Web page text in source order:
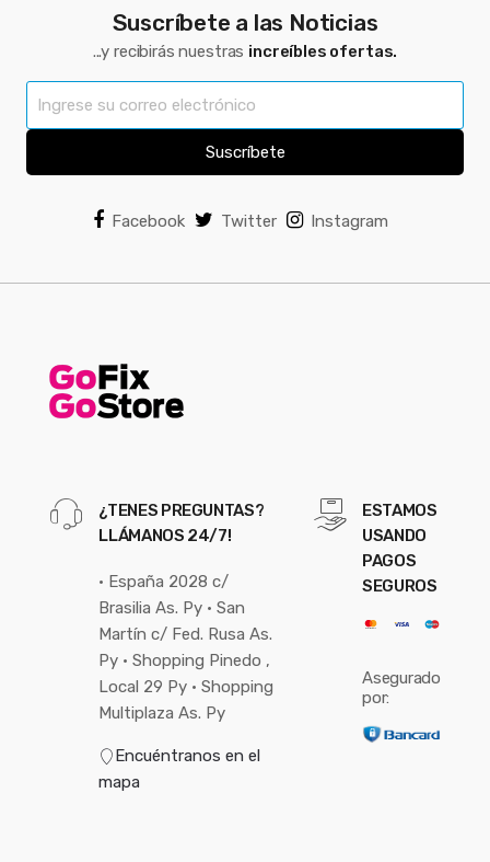
Suscríbete a las Noticias
...y recibirás nuestras increíbles ofertas.
Suscríbete
Facebook Twitter Instagram
¿TENES PREGUNTAS?
LLÁMANOS 24/7!
• España 2028 c/
Brasilia As. Py • San
Martín c/ Fed. Rusa As.
Py • Shopping Pinedo ,
Local 29 Py • Shopping
Multiplaza As. Py
Encuéntranos en el
mapa
ESTAMOS
USANDO
PAGOS
SEGUROS
Asegurado
por: